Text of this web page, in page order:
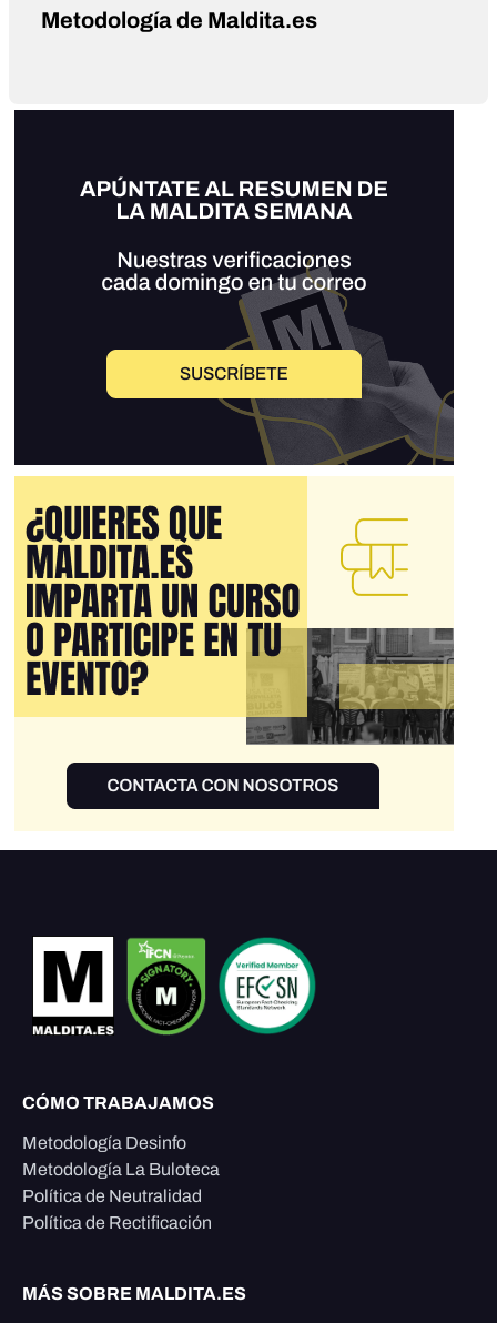
Metodología de Maldita.es
CÓMO TRABAJAMOS
Metodología Desinfo
Metodología La Buloteca
Política de Neutralidad
Política de Rectificación
MÁS SOBRE MALDITA.ES